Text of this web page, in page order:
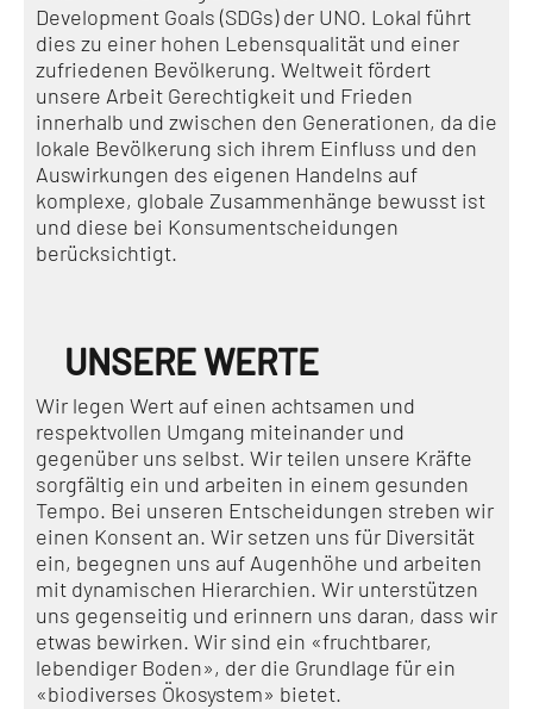
UNSERE WERTE
Development Goals (SDGs) der UNO. Lokal führt
dies zu einer hohen Lebensqualität und einer
zufriedenen Bevölkerung. Weltweit fördert
unsere Arbeit Gerechtigkeit und Frieden
innerhalb und zwischen den Generationen, da die
lokale Bevölkerung sich ihrem Einfluss und den
Auswirkungen des eigenen Handelns auf
komplexe, globale Zusammenhänge bewusst ist
und diese bei Konsumentscheidungen
berücksichtigt.
Wir legen Wert auf einen achtsamen und
respektvollen Umgang miteinander und
gegenüber uns selbst. Wir teilen unsere Kräfte
sorgfältig ein und arbeiten in einem gesunden
Tempo. Bei unseren Entscheidungen streben wir
einen Konsent an. Wir setzen uns für Diversität
ein, begegnen uns auf Augenhöhe und arbeiten
mit dynamischen Hierarchien. Wir unterstützen
uns gegenseitig und erinnern uns daran, dass wir
etwas bewirken. Wir sind ein «fruchtbarer,
lebendiger Boden», der die Grundlage für ein
«biodiverses Ökosystem» bietet.